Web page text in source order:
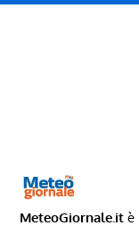
MeteoGiornale.it è